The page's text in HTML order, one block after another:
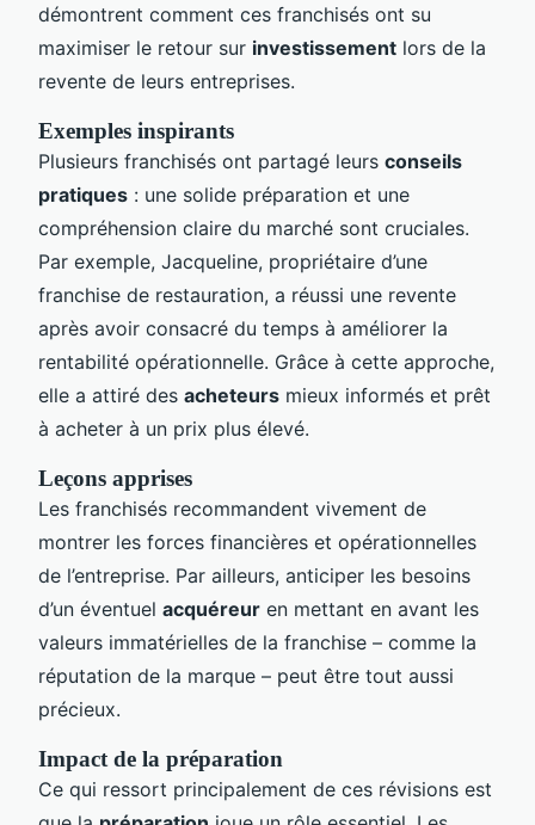
démontrent comment ces franchisés ont su
maximiser le retour sur investissement lors de la
revente de leurs entreprises.
Exemples inspirants
Plusieurs franchisés ont partagé leurs conseils
pratiques : une solide préparation et une
compréhension claire du marché sont cruciales.
Par exemple, Jacqueline, propriétaire d’une
franchise de restauration, a réussi une revente
après avoir consacré du temps à améliorer la
rentabilité opérationnelle. Grâce à cette approche,
elle a attiré des acheteurs mieux informés et prêt
à acheter à un prix plus élevé.
Leçons apprises
Les franchisés recommandent vivement de
montrer les forces financières et opérationnelles
de l’entreprise. Par ailleurs, anticiper les besoins
d’un éventuel acquéreur en mettant en avant les
valeurs immatérielles de la franchise – comme la
réputation de la marque – peut être tout aussi
précieux.
Impact de la préparation
Ce qui ressort principalement de ces révisions est